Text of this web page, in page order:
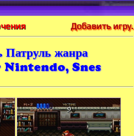
Добавить игру.
жанра
Nintendo, Snes